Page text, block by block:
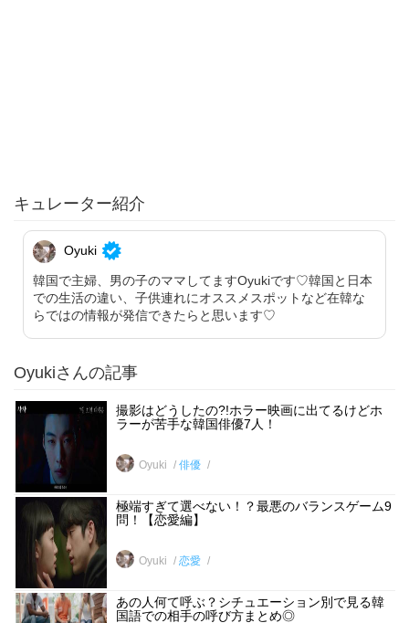
キュレーター紹介
Oyuki
韓国で主婦、男の子のママしてますOyukiです♡韓国と日本
での生活の違い、子供連れにオススメスポットなど在韓な
らではの情報が発信できたらと思います♡
Oyukiさんの記事
撮影はどうしたの?!ホラー映画に出てるけどホ
ラーが苦手な韓国俳優7人！
Oyuki 俳優
極端すぎて選べない！？最悪のバランスゲーム9
問！【恋愛編】
Oyuki 恋愛
あの人何て呼ぶ？シチュエーション別で見る韓
国語での相手の呼び方まとめ◎